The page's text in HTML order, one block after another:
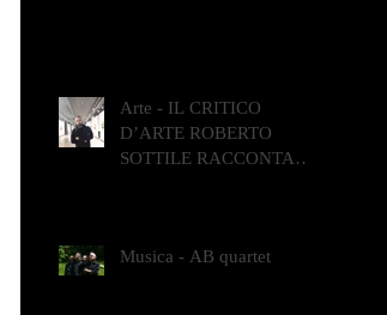
Arte - IL CRITICO
D’ARTE ROBERTO
SOTTILE RACCONTA
Musica - AB quartet